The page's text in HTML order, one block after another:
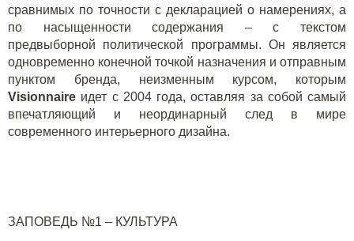
сравнимых по точности с декларацией о намерениях, а
по насыщенности содержания – с текстом
предвыборной политической программы. Он является
одновременно конечной точкой назначения и отправным
пунктом бренда, неизменным курсом, которым
Visionnaire идет с 2004 года, оставляя за собой самый
впечатляющий и неординарный след в мире
современного интерьерного дизайна.
ЗАПОВЕДЬ №1 – КУЛЬТУРА